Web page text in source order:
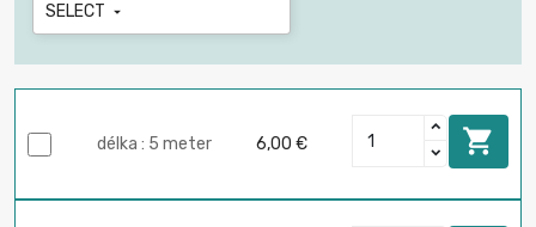
SELECT 
délka : 5 meter 6,00 € 